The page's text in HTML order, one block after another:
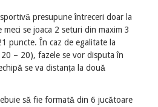
presupune întreceri doar la
se joaca 2 seturi din maxim 3
puncte. În caz de egalitate la
– 20), fazele se vor disputa în
se va distanța la două
să fie formată din 6 jucătoare